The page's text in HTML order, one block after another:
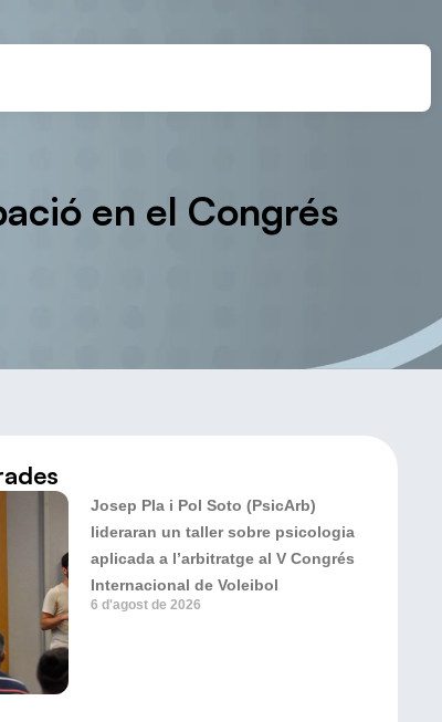
en el Congrés
Josep Pla i Pol Soto (PsicArb)
lideraran un taller sobre psicologia
aplicada a l’arbitratge al V Congrés
Internacional de Voleibol
6 d'agost de 2026